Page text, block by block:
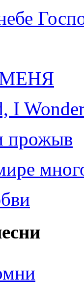
I
прожыв